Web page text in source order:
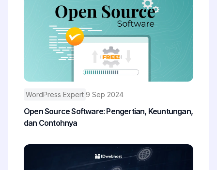
WordPress Expert 9 Sep 2024
Open Source Software: Pengertian, Keuntungan,
dan Contohnya